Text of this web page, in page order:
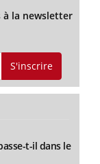
à la newsletter
S'inscrire
t-il dans le